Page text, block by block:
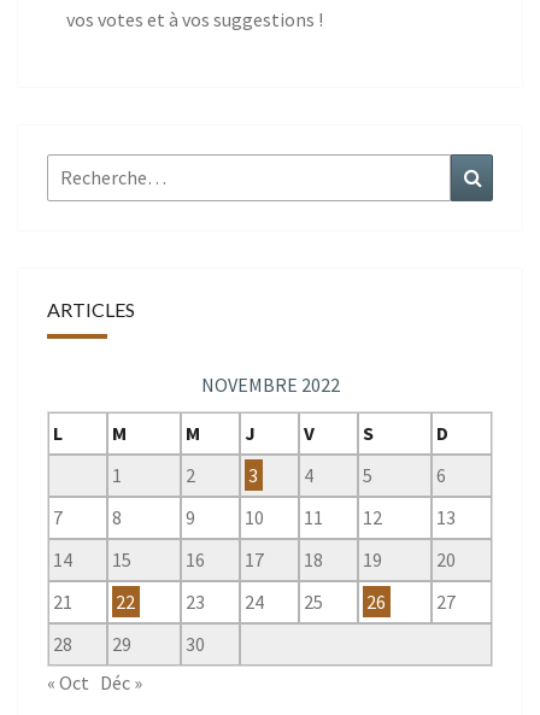
vos votes et à vos suggestions !
Rechercher :
ARTICLES
NOVEMBRE 2022
L
M M J V S
D
1
2 3 4 5
6
7
8 9 10 11 12
13
14
15 16 17 18 19
20
21
22 23 24 25 26
27
28
29
30
« Oct Déc »